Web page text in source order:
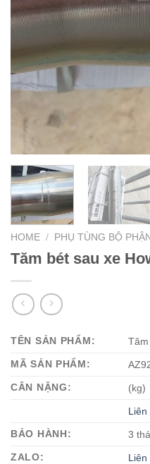
HOME / PHỤ TÙNG BỘ PHẬN
Tăm bét sau xe
TÊN SẢN PHẨM:
MÃ SẢN PHẨM:
CÂN NẶNG:
(kg)
Liên
BẢO HÀNH:
3
ZALO:
Liên